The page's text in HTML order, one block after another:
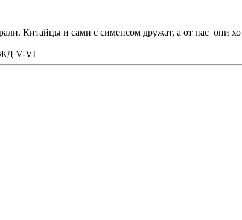
Китайцы и сами с сименсом дружат, а от нас они
V-VI